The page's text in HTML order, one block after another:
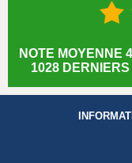
NOTE MOYENNE
1028